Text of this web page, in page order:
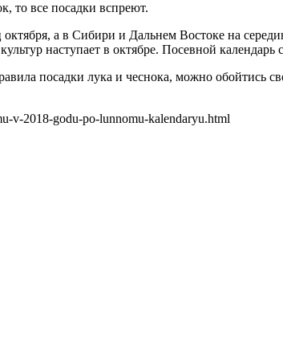
то все посадки вспреют.
а в Сибири и Дальнем Востоке на
наступает в октябре. Посевной
посадки лука и чеснока, можно
v-2018-godu-po-lunnomu-kalendaryu.html